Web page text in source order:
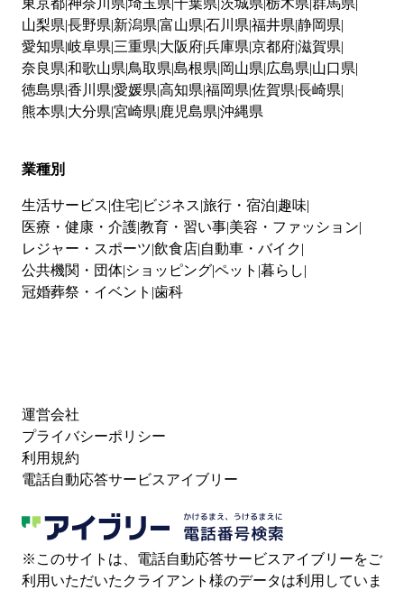
東京都神奈川県 埼玉県 千葉県 茨城県 栃木県 群馬県
山梨県 長野県 新潟県 富山県 石川県 福井県 静岡県
愛知県 岐阜県 三重県 大阪府兵庫県 京都府滋賀県
奈良県 和歌山県 鳥取県 島根県 岡山県 広島県 山口県
徳島県 香川県 愛媛県 高知県 福岡県 佐賀県 長崎県
熊本県 大分県 宮崎県 鹿児島県 沖縄県
業種別
生活サービス 住宅 ビジネス 旅行・宿泊 趣味
医療・健康・介護教育・習い事 美容・ファッション
レジャー・スポーツ 飲食店 自動車・バイク
公共機関・団体 ショッピングペット 暮らし
冠婚葬祭・イベント 歯科
運営会社
プライバシーポリシー
利用規約
電話自動応答サービスアイブリー
※このサイトは、電話自動応答サービスアイブリーをご
利用いただいたクライアント様のデータは利用していま